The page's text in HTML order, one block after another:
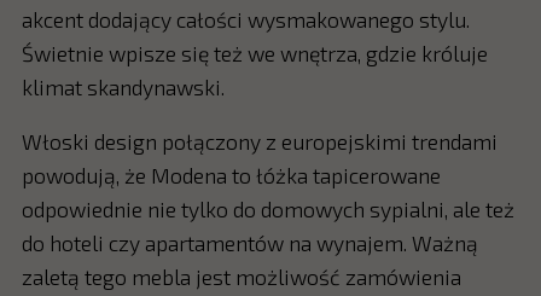
akcent dodający całości wysmakowanego stylu.
Świetnie wpisze się też we wnętrza, gdzie króluje
klimat skandynawski.
Włoski design połączony z europejskimi trendami
powodują, że Modena to łóżka tapicerowane
odpowiednie nie tylko do domowych sypialni, ale też
do hoteli czy apartamentów na wynajem. Ważną
zaletą tego mebla jest możliwość zamówienia